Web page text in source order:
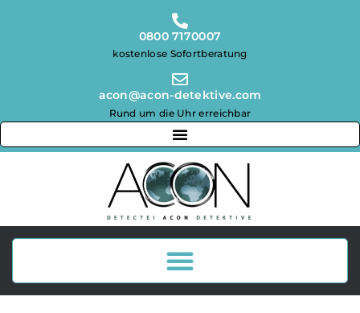
0800 7170007
kostenlose Sofortberatung
acon@acon-detektive.com
Rund um die Uhr erreichbar